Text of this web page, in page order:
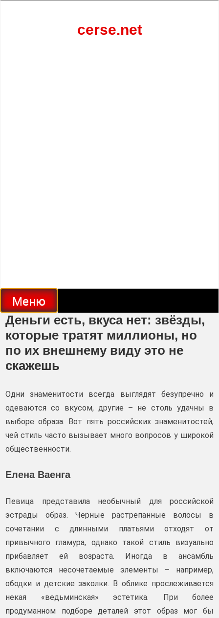
cerse.net
Меню
Деньги есть, вкуса нет: звёзды,
которые тратят миллионы, но
по их внешнему виду это не
скажешь
Одни знаменитости всегда выглядят безупречно и
одеваются со вкусом, другие – не столь удачны в
выборе образа. Вот пять российских знаменитостей,
чей стиль часто вызывает много вопросов у широкой
общественности.
Елена Ваенга
Певица представила необычный для российской
эстрады образ. Черные растрепанные волосы в
сочетании с длинными платьями отходят от
привычного гламура, однако такой стиль визуально
прибавляет ей возраста. Иногда в ансамбль
включаются несочетаемые элементы – например,
ободки и детские заколки. В облике прослеживается
некая «ведьминская» эстетика. При более
продуманном подборе деталей этот образ мог бы